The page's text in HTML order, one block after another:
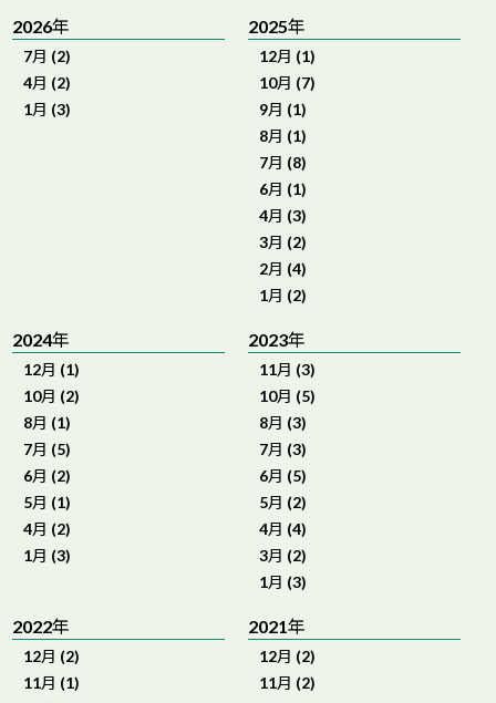
2026年
7月 (2)
4月 (2)
1月 (3)
2025年
12月 (1)
10月 (7)
9月 (1)
8月 (1)
7月 (8)
6月 (1)
4月 (3)
3月 (2)
2月 (4)
1月 (2)
2024年
12月 (1)
10月 (2)
8月 (1)
7月 (5)
6月 (2)
5月 (1)
4月 (2)
1月 (3)
2023年
11月 (3)
10月 (5)
8月 (3)
7月 (3)
6月 (5)
5月 (2)
4月 (4)
3月 (2)
1月 (3)
2022年
12月 (2)
11月 (1)
2021年
12月 (2)
11月 (2)